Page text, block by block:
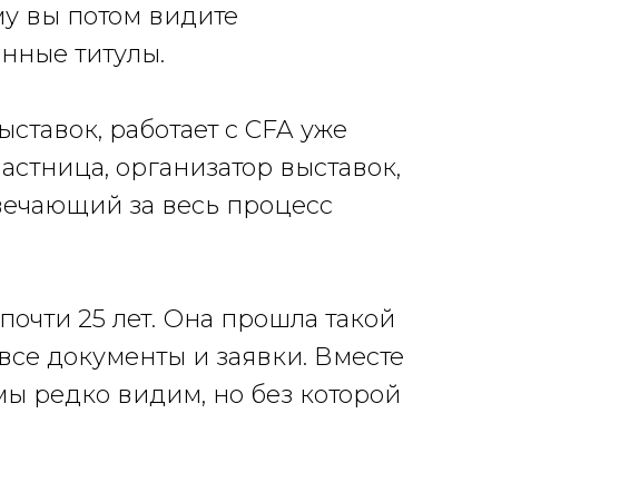
вы потом видите
титулы.
работает с CFA уже
организатор выставок,
за весь процесс
25 лет. Она прошла такой
документы и заявки. Вместе
редко видим, но без которой